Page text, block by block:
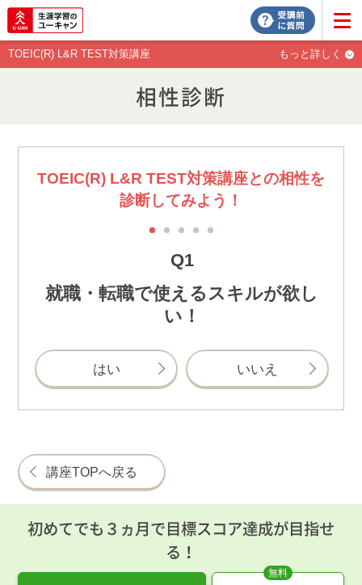
TOEIC(R) L&R TEST対策講座 もっと詳しく
相性診断
TOEIC(R) L&R TEST対策講座との相性を
診断してみよう！
Q1
就職・転職で使えるスキルが欲し
い！
はい いいえ
講座TOPへ戻る
初めてでも３ヵ月で目標スコア達成が目指せ
る！